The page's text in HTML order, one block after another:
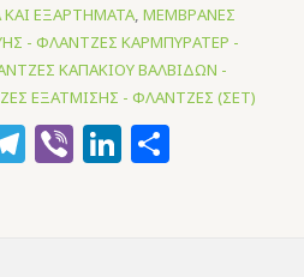
ΕΞΑΡΤΗΜΑΤΑ, ΜΕΜΒΡΑΝΕΣ
- ΦΛΑΝΤΖΕΣ ΚΑΡΜΠΥΡΑΤΕΡ -
ΚΑΠΑΚΙΟΥ ΒΑΛΒΙΔΩΝ -
ΕΞΑΤΜΙΣΗΣ - ΦΛΑΝΤΖΕΣ (ΣΕΤ)
Telegram
ViberLinkedIn